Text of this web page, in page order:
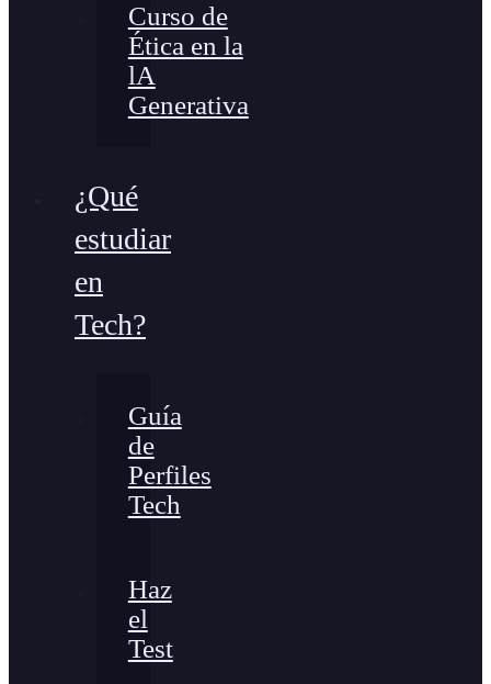
Curso de
Ética en la
lA
Generativa
¿Qué
estudiar
en
Tech?
Guía
de
Perfiles
Tech
Haz
el
Test